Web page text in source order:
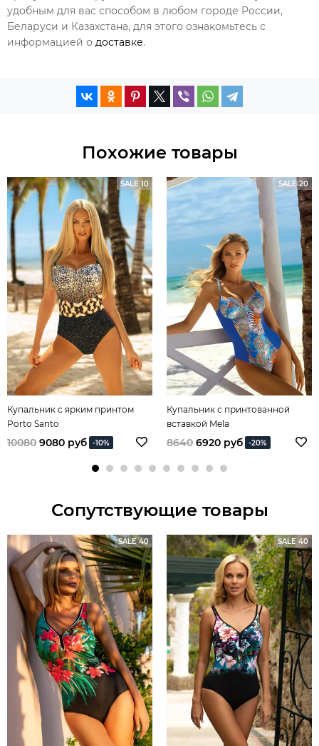
удобным для вас способом в любом городе России,
Беларуси и Казахстана, для этого ознакомьтесь с
информацией о доставке.
Похожие товары
SALE 10
Купальник с ярким принтом
Porto Santo
10080 9080 руб -10%
SALE 20
Купальник с принтованной
вставкой Mela
8640 6920 руб -20%
Сопутствующие товары
SALE 40 SALE 40